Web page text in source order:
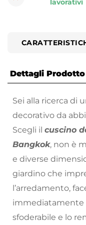
lavorativi
Dettagli Prodotto
Sei alla ricerca di
decorativo da
Scegli il cuscino
Bangkok, non è
e diverse
giardino che
l’arredamento,
immediatamente
sfoderabile e lo